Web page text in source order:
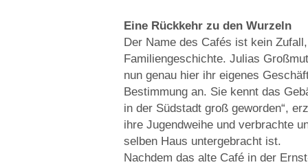
Eine Rückkehr zu den Wurzeln
Der Name des Cafés ist kein
Familiengeschichte. Julias
nun genau hier ihr eigenes
Bestimmung an. Sie kennt das
in der Südstadt groß geworden“,
ihre Jugendweihe und verbrachte
selben Haus untergebracht ist.
Nachdem das alte Café in der